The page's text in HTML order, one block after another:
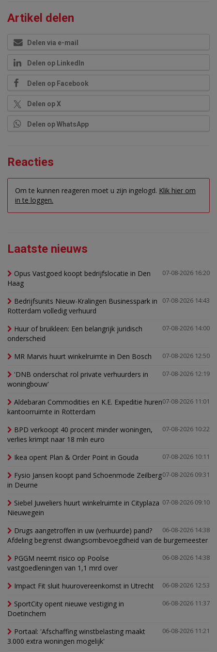
Artikel delen
Delen via e-mail
Delen op LinkedIn
Delen op Facebook
Delen op X
Delen op WhatsApp
Reacties
Om te kunnen reageren moet u zijn ingelogd. Klik hier om
in te loggen.
Laatste nieuws
07-08-2026 16:20
Opus Vastgoed koopt bedrijfslocatie in Den
Haag
07-08-2026 14:43
Bedrijfsunits Nieuw-Kralingen Businesspark in
Rotterdam volledig verhuurd
07-08-2026 14:00
Huur of bruikleen: Een belangrijk juridisch
onderscheid
07-08-2026 12:50
MR Marvis huurt winkelruimte in Den Bosch
07-08-2026 12:19
'DNB onderschat rol private verhuurders in
woningbouw'
07-08-2026 11:01
Aldebaran Commodities en K.E. Expeditie huren
kantoorruimte in Rotterdam
07-08-2026 10:22
BPD verkoopt 40 procent minder woningen,
verlies krimpt naar 18 mln euro
07-08-2026 10:11
Ikea opent Plan & Order Point in Gouda
07-08-2026 09:31
Fysio Jansen koopt pand Schoenmode Zeilberg
in Deurne
07-08-2026 09:10
Siebel Juweliers huurt winkelruimte in Cityplaza
Nieuwegein
06-08-2026 14:38
Drugs aangetroffen in uw (verhuurde) pand?
Afdeling begrenst dwangsombevoegdheid van de burgemeester
06-08-2026 14:38
PGGM neemt risico op Poolse
vastgoedleningen van 1,1 mrd over
06-08-2026 12:53
Impact Fit sluit huurovereenkomst in Utrecht
06-08-2026 11:37
SportCity opent nieuwe vestiging in
Doetinchem
06-08-2026 11:21
Portaal: 'Afschaffing winstbelasting maakt
3.000 extra woningen mogelijk'